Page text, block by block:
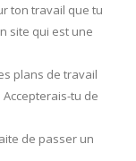
ton travail que tu
site qui est une
plans de travail
tu de
de passer un